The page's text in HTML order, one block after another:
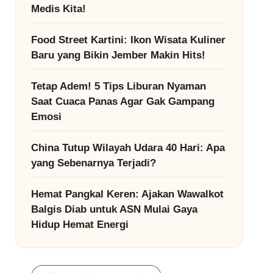
Medis Kita!
Food Street Kartini: Ikon Wisata Kuliner
Baru yang Bikin Jember Makin Hits!
Tetap Adem! 5 Tips Liburan Nyaman
Saat Cuaca Panas Agar Gak Gampang
Emosi
China Tutup Wilayah Udara 40 Hari: Apa
yang Sebenarnya Terjadi?
Hemat Pangkal Keren: Ajakan Wawalkot
Balgis Diab untuk ASN Mulai Gaya
Hidup Hemat Energi